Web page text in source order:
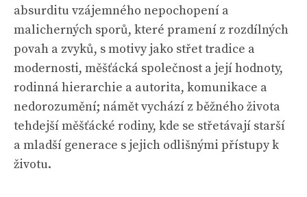
absurditu vzájemného nepochopení a
malicherných sporů, které pramení z rozdílných
povah a zvyků, s motivy jako střet tradice a
modernosti, měšťácká společnost a její hodnoty,
rodinná hierarchie a autorita, komunikace a
nedorozumění; námět vychází z běžného života
tehdejší měšťácké rodiny, kde se střetávají starší
a mladší generace s jejich odlišnými přístupy k
životu.